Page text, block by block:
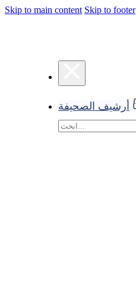
Skip to main content Skip to footer
أرشيف الصحيفة